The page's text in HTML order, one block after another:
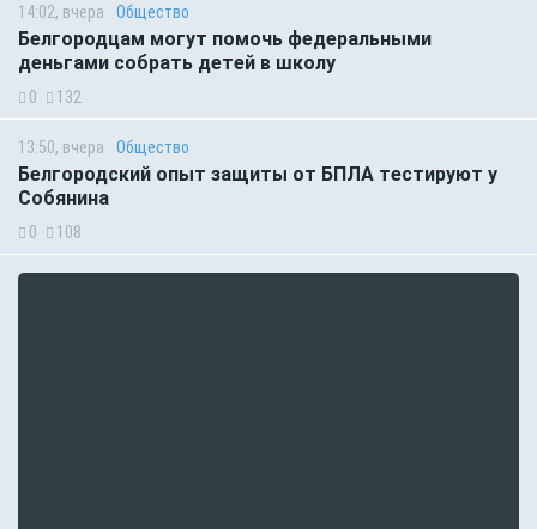
14:02, вчера Общество
Белгородцам могут помочь федеральными
деньгами собрать детей в школу
0 132
13:50, вчера Общество
Белгородский опыт защиты от БПЛА тестируют у
Собянина
0 108